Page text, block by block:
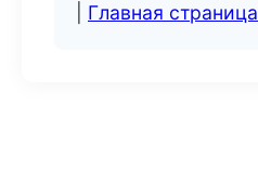
Главная страница